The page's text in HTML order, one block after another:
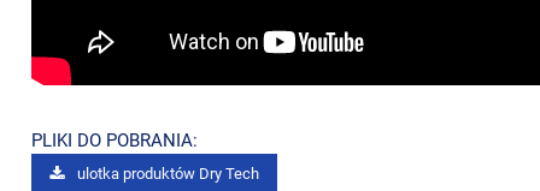
PLIKI DO POBRANIA:
ulotka produktów Dry Tech